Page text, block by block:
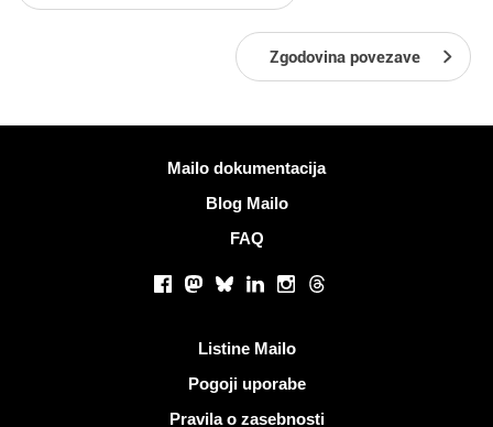
Zgodovina povezave
Mailo dokumentacija
Blog Mailo
FAQ
Facebook
Mastodon
BlueskyLinkedInInstagram
Threads
Listine Mailo
Pogoji uporabe
Pravila o zasebnosti